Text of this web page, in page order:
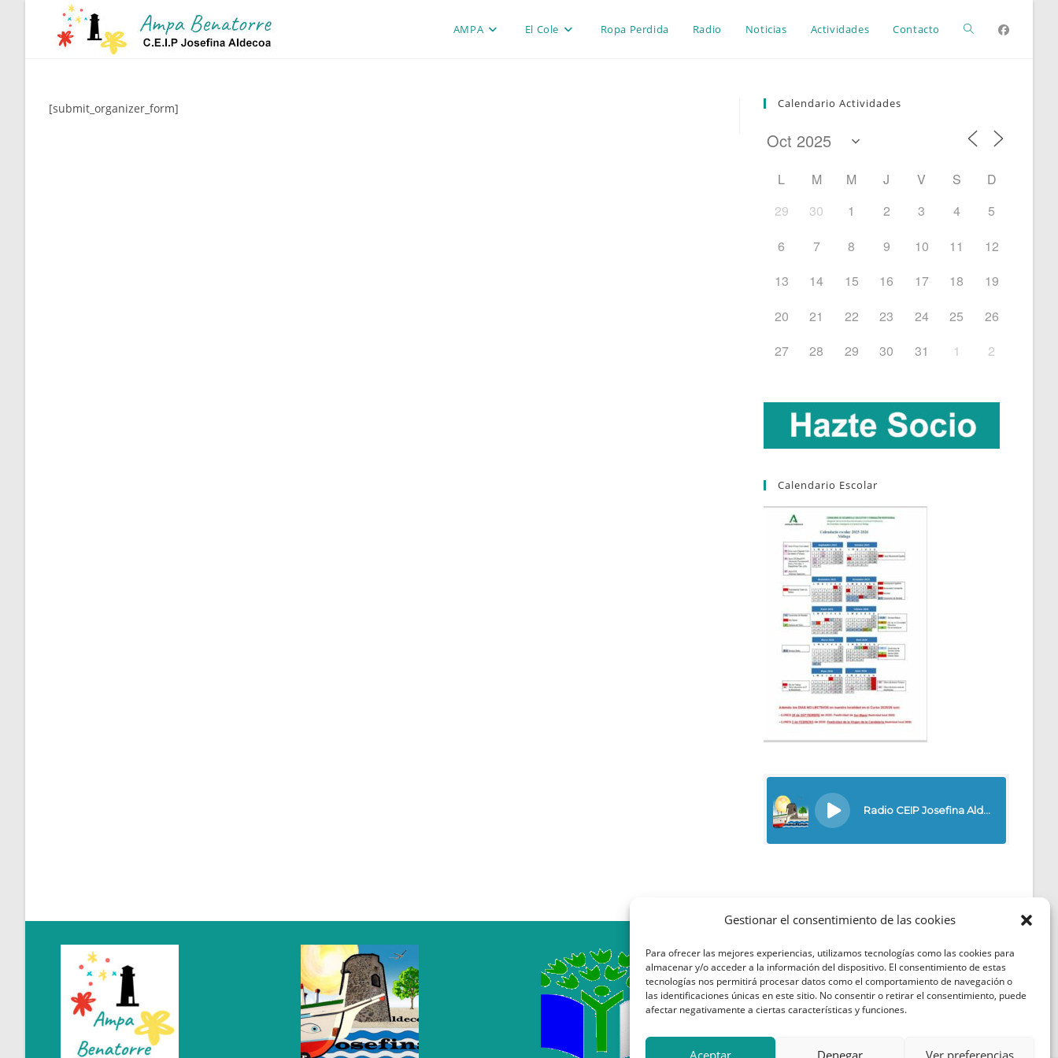
Gestionar el consentimiento de las cookies
Para ofrecer las mejores experiencias, utilizamos tecnologías como las cookies para
almacenar y/o acceder a la información del dispositivo. El consentimiento de estas
tecnologías nos permitirá procesar datos como el comportamiento de navegación o
las identificaciones únicas en este sitio. No consentir o retirar el consentimiento, puede
afectar negativamente a ciertas características y funciones.
Aceptar Denegar Ver preferencias
AMPA El Cole Ropa Perdida Radio Noticias Actividades Contacto Alternar
de
[submit_organizer_form] Calendario Actividades
L M M J V S
D
29
30 1 2 3 4
5
6
7 8 9 10 11
12
13
14 15 16 17 18
19
20
21 22 23 24 25
26
27
28 29 30 31 1 2
Calendario Escolar
Política de Cookies
Política de Privacidad